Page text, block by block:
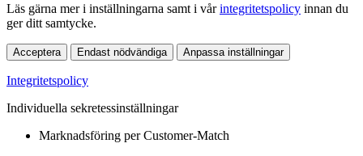
Läs gärna mer i inställningarna samt i vårintegritetspolicy innan du
ger ditt samtycke.
Acceptera Endast nödvändiga Anpassa inställningar
Integritetspolicy
Individuella sekretessinställningar
Marknadsföring per Customer-Match